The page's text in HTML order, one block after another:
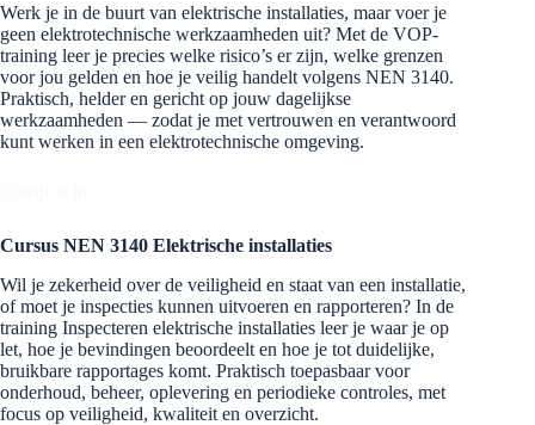
Werk je in de buurt van elektrische installaties, maar voer je
geen elektrotechnische werkzaamheden uit? Met de VOP-
training leer je precies welke risico’s er zijn, welke grenzen
voor jou gelden en hoe je veilig handelt volgens NEN 3140.
Praktisch, helder en gericht op jouw dagelijkse
werkzaamheden — zodat je met vertrouwen en verantwoord
kunt werken in een elektrotechnische omgeving.
Cursus NEN 3140 Elektrische installaties
Wil je zekerheid over de veiligheid en staat van een installatie,
of moet je inspecties kunnen uitvoeren en rapporteren? In de
training Inspecteren elektrische installaties leer je waar je op
let, hoe je bevindingen beoordeelt en hoe je tot duidelijke,
bruikbare rapportages komt. Praktisch toepasbaar voor
onderhoud, beheer, oplevering en periodieke controles, met
focus op veiligheid, kwaliteit en overzicht.